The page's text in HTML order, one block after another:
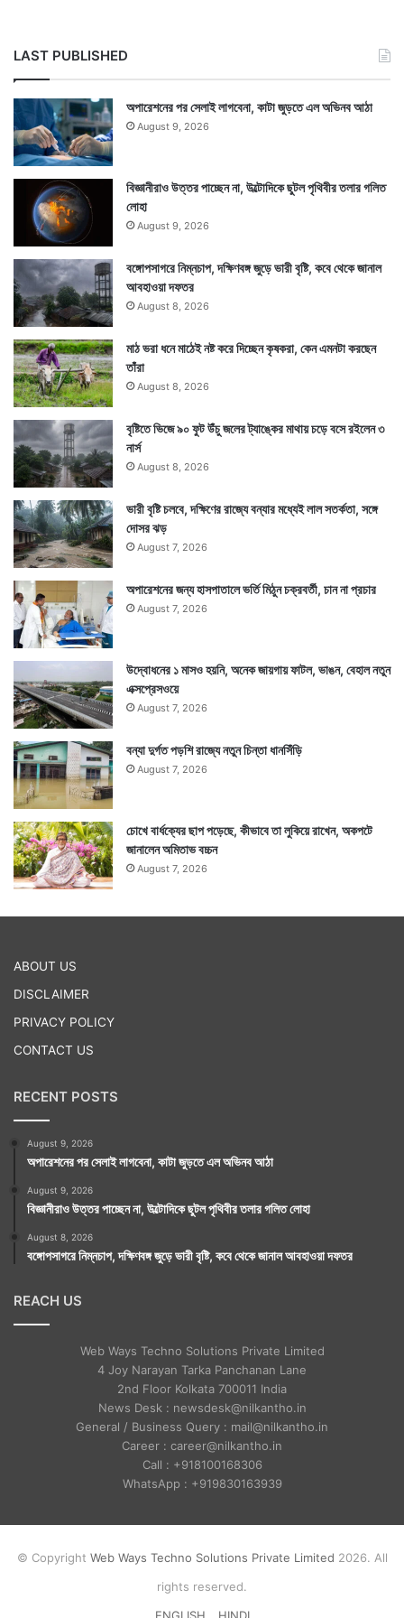
Tags Indian Premier League 2019
LAST PUBLISHED
অপারেশনের পর সেলাই লাগবেনা, কাটা জুড়তে এল অভিনব আঠা
August 9, 2026
বিজ্ঞানীরাও উত্তর পাচ্ছেন না, উল্টোদিকে ছুটল পৃথিবীর তলার গলিত
লোহা
August 9, 2026
বঙ্গোপসাগরে নিম্নচাপ, দক্ষিণবঙ্গ জুড়ে ভারী বৃষ্টি, কবে থেকে জানাল
আবহাওয়া দফতর
August 8, 2026
মাঠ ভরা ধনে মাঠেই নষ্ট করে দিচ্ছেন কৃষকরা, কেন এমনটা করছেন
তাঁরা
August 8, 2026
বৃষ্টিতে ভিজে ৯০ ফুট উঁচু জলের ট্যাঙ্কের মাথায় চড়ে বসে রইলেন ৩
নার্স
August 8, 2026
ভারী বৃষ্টি চলবে, দক্ষিণের রাজ্যে বন্যার মধ্যেই লাল সতর্কতা, সঙ্গে
দোসর ঝড়
August 7, 2026
অপারেশনের জন্য হাসপাতালে ভর্তি মিঠুন চক্রবর্তী, চান না প্রচার
August 7, 2026
উদ্বোধনের ১ মাসও হয়নি, অনেক জায়গায় ফাটল, ভাঙন, বেহাল নতুন
এক্সপ্রেসওয়ে
August 7, 2026
বন্যা দুর্গত পড়শি রাজ্যে নতুন চিন্তা ধানসিঁড়ি
August 7, 2026
চোখে বার্ধক্যের ছাপ পড়েছে, কীভাবে তা লুকিয়ে রাখেন, অকপটে
জানালেন অমিতাভ বচ্চন
August 7, 2026
ABOUT US
DISCLAIMER
PRIVACY POLICY
CONTACT US
RECENT POSTS
August 9, 2026
অপারেশনের পর সেলাই লাগবেনা, কাটা জুড়তে এল অভিনব আঠা
August 9, 2026
বিজ্ঞানীরাও উত্তর পাচ্ছেন না, উল্টোদিকে ছুটল পৃথিবীর তলার গলিত লোহা
August 8, 2026
বঙ্গোপসাগরে নিম্নচাপ, দক্ষিণবঙ্গ জুড়ে ভারী বৃষ্টি, কবে থেকে জানাল আবহাওয়া দফতর
REACH US
Web Ways Techno Solutions Private Limited
4 Joy Narayan Tarka Panchanan Lane
2nd Floor Kolkata 700011 India
News Desk : newsdesk@nilkantho.in
General / Business Query : mail@nilkantho.in
Career : career@nilkantho.in
Call : +918100168306
WhatsApp : +919830163939
© Copyright Web Ways Techno Solutions Private Limited 2026. All
rights reserved.
ENGLISH
HINDI